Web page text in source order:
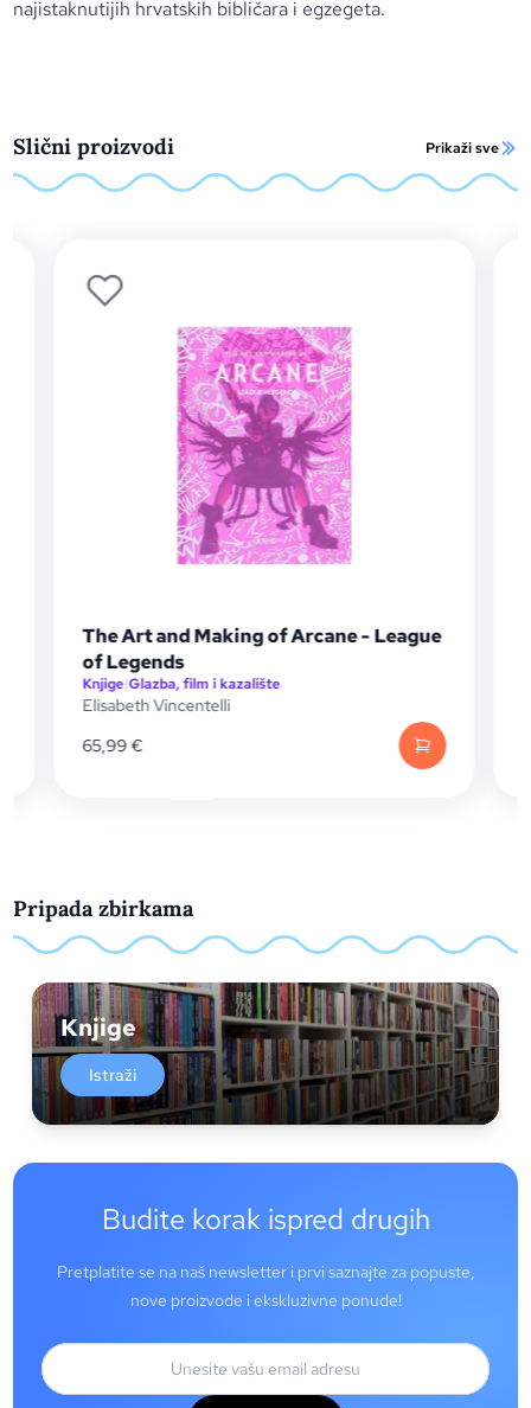
najistaknutijih hrvatskih bibličara i egzegeta.
Slični proizvodi Prikaži sve
The Art and Making of Arcane - League
of Legends
Knjige|Glazba, film i kazalište
Elisabeth Vincentelli
65,99€
Pripada zbirkama
Knjige
Istraži
Budite korak ispred drugih
Pretplatite se na naš newsletter i prvi saznajte za popuste,
nove proizvode i ekskluzivne ponude!